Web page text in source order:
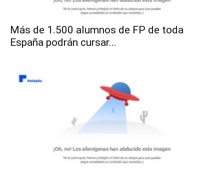
Más de 1.500 alumnos de FP de toda
España podrán cursar...